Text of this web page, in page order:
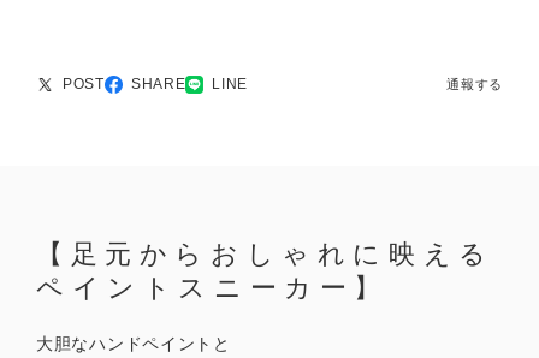
POST SHARE LINE 通報する
【足元からおしゃれに映える
ペイントスニーカー】
大胆なハンドペイントと